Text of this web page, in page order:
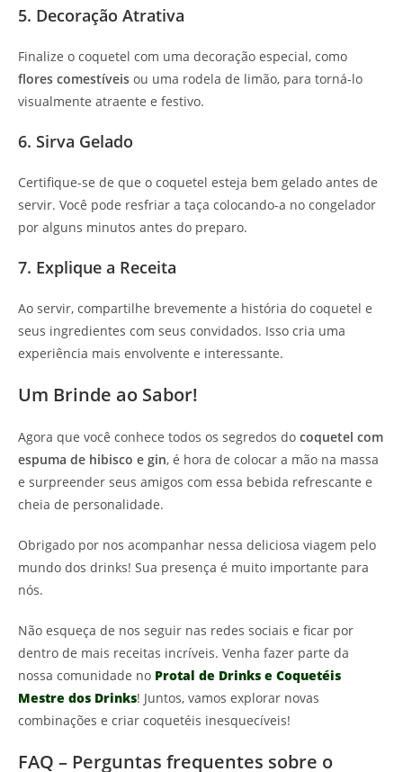
5. Decoração Atrativa
Finalize o coquetel com uma decoração especial, como
flores comestíveis ou uma rodela de limão, para torná-lo
visualmente atraente e festivo.
6. Sirva Gelado
Certifique-se de que o coquetel esteja bem gelado antes de
servir. Você pode resfriar a taça colocando-a no congelador
por alguns minutos antes do preparo.
7. Explique a Receita
Ao servir, compartilhe brevemente a história do coquetel e
seus ingredientes com seus convidados. Isso cria uma
experiência mais envolvente e interessante.
Um Brinde ao Sabor!
Agora que você conhece todos os segredos do coquetel com
espuma de hibisco e gin, é hora de colocar a mão na massa
e surpreender seus amigos com essa bebida refrescante e
cheia de personalidade.
Obrigado por nos acompanhar nessa deliciosa viagem pelo
mundo dos drinks! Sua presença é muito importante para
nós.
Não esqueça de nos seguir nas redes sociais e ficar por
dentro de mais receitas incríveis. Venha fazer parte da
nossa comunidade no Protal de Drinks e Coquetéis
Mestre dos Drinks! Juntos, vamos explorar novas
combinações e criar coquetéis inesquecíveis!
FAQ – Perguntas frequentes sobre o